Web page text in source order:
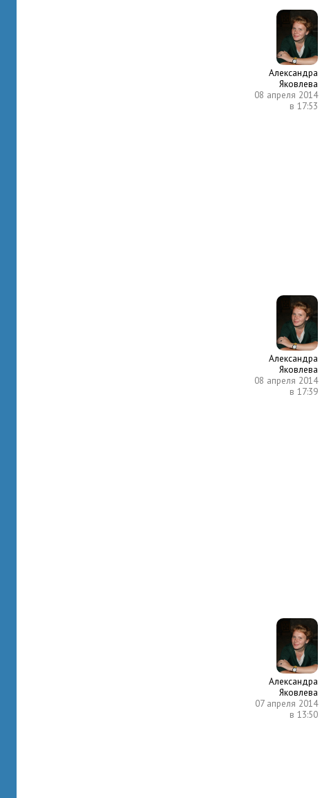
Александра
Яковлева
08 апреля 2014
в 17:53
Александра
Яковлева
08 апреля 2014
в 17:39
Александра
Яковлева
07 апреля 2014
в 13:50